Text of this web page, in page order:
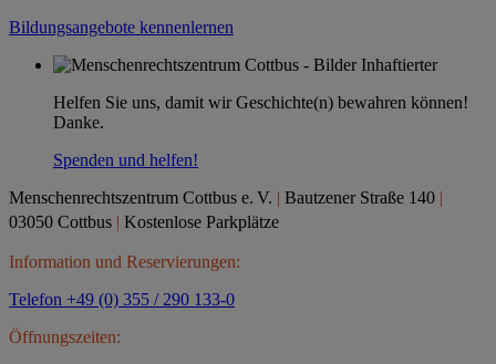
Bildungsangebote kennenlernen
Helfen Sie uns, damit wir Geschichte(n) bewahren können!
Danke.
Spenden und helfen!
Menschenrechtszentrum Cottbus e. V. | Bautzener Straße 140 |
03050 Cottbus | Kostenlose Parkplätze
Information und Reservierungen:
Telefon +49 (0) 355 / 290 133-0
Öffnungszeiten: